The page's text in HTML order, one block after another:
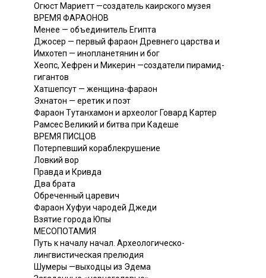
Огюст Мариетт —создатель каирского музея
ВРЕМЯ ФАРАОНОВ
Менее — объединитель Египта
Джосер — первый фараон Древнего царства и
Имхотеп — инопланетянин и бог
Хеопс, Хефрен и Микерин —создатели пирамид-
гигантов
Хатшепсут — женщина-фараон
Эхнатон — еретик и поэт
Фараон Тутанхамон и археолог Говард Картер
Рамсес Великий и битва при Кадеше
ВРЕМЯ ПИСЦОВ
Потерпевший кораблекрушение
Ловкий вор
Правда и Кривда
Два брата
Обреченный царевич
Фараон Хуфуи чародей Джеди
Взятие города Юпы
МЕСОПОТАМИЯ
Путь к началу начал. Археологическо-
лингвистическая прелюдия
Шумеры —выходцы из Эдема